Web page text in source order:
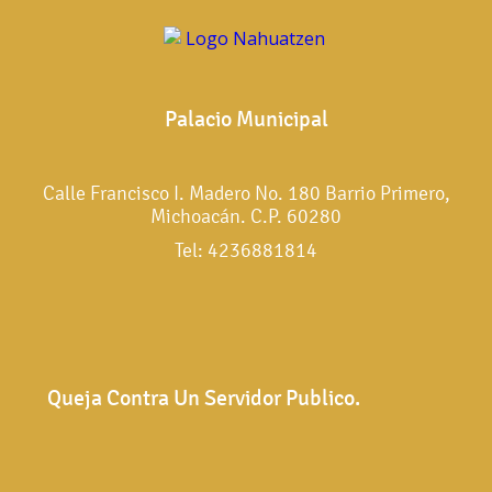
Palacio Municipal
Calle Francisco I. Madero No. 180 Barrio Primero,
Michoacán. C.P. 60280
Tel: 4236881814
Queja Contra Un Servidor Publico.